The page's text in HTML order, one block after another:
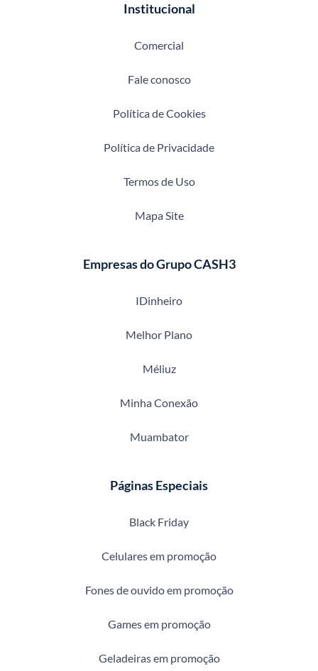
Institucional
Comercial
Fale conosco
Política de Cookies
Política de Privacidade
Termos de Uso
Mapa Site
Empresas do Grupo CASH3
IDinheiro
Melhor Plano
Méliuz
Minha Conexão
Muambator
Páginas Especiais
Black Friday
Celulares em promoção
Fones de ouvido em promoção
Games em promoção
Geladeiras em promoção